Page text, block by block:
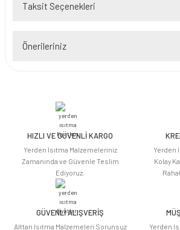
Taksit Seçenekleri
Önerileriniz
iletebilirsiniz.
Görüş ve önerileriniz için teşekkür ederiz.
Ürün açıklamasında eksik bilgiler bulunuyor.
Ürün bilgilerinde hatalar bulunuyor.
Ürün fiyatı diğer sitelerden daha pahalı.
Bu ürüne benzer farklı alternatifler olmalı.
HIZLI VE GÜVENLİ KARGO
Yerden Isıtma Malzemeleriniz
Zamanında ve Güvenle Teslim
Ediyoruz.
Yerden
Kolay
GÜVENLİ ALIŞVERİŞ
Alttan Isıtma Malzemeleri Sorunsuz
Yerden